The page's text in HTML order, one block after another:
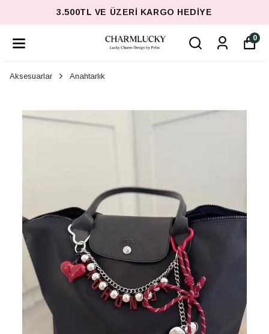
3.500TL VE ÜZERI KARGO HEDIYE
0
Aksesuarlar Anahtarlık